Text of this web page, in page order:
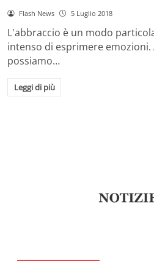
Flash News 5 Luglio 2018
L'abbraccio è un modo
intenso di esprimere
possiamo…
Leggi di più